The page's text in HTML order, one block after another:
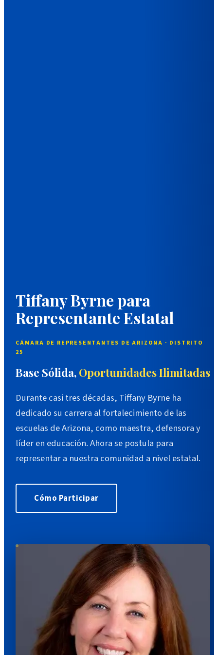
Tiffany Byrne para
Representante Estatal
CÁMARA DE REPRESENTANTES DE ARIZONA · DISTRITO
25
Base Sólida, Oportunidades Ilimitadas
Durante casi tres décadas, Tiffany Byrne ha
dedicado su carrera al fortalecimiento de las
escuelas de Arizona, como maestra, defensora y
líder en educación. Ahora se postula para
representar a nuestra comunidad a nivel estatal.
Cómo Participar